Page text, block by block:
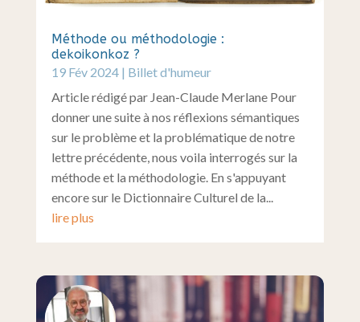
Méthode ou méthodologie :
dekoikonkoz ?
19 Fév 2024| Billet d'humeur
Article rédigé par Jean-Claude Merlane Pour
donner une suite à nos réflexions sémantiques
sur le problème et la problématique de notre
lettre précédente, nous voila interrogés sur la
méthode et la méthodologie. En s'appuyant
encore sur le Dictionnaire Culturel de la...
lire plus